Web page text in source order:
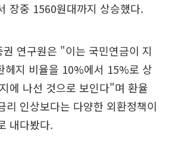
장중 1560원대까지 상승했다.
연구원은 "이는 국민연금이 지
헤지 비율을 10%에서 15%로 상
에 나선 것으로 보인다"며 환율
리 인상보다는 다양한 외환정책이
내다봤다.